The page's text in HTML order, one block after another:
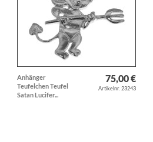
Anhänger
Teufelchen Teufel
Satan Lucifer...
75,00 €
Artikelnr. 23243